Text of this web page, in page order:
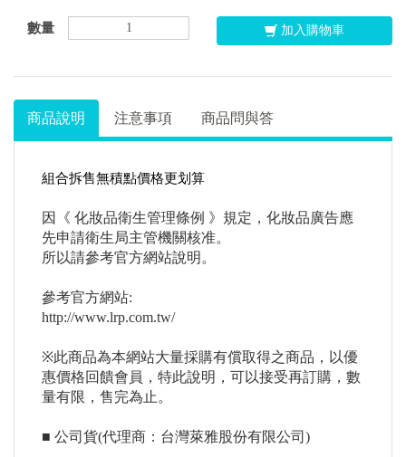
數量 加入購物車
商品說明 注意事項 商品問與答
組合拆售無積點價格更划算
因《 化妝品衛生管理條例 》規定，化妝品廣告應
先申請衛生局主管機關核准。
所以請參考官方網站說明。
參考官方網站:
http://www.lrp.com.tw/
※此商品為本網站大量採購有償取得之商品，以優
惠價格回饋會員，特此說明，可以接受再訂購，數
量有限，售完為止。
■ 公司貨(代理商：台灣萊雅股份有限公司)